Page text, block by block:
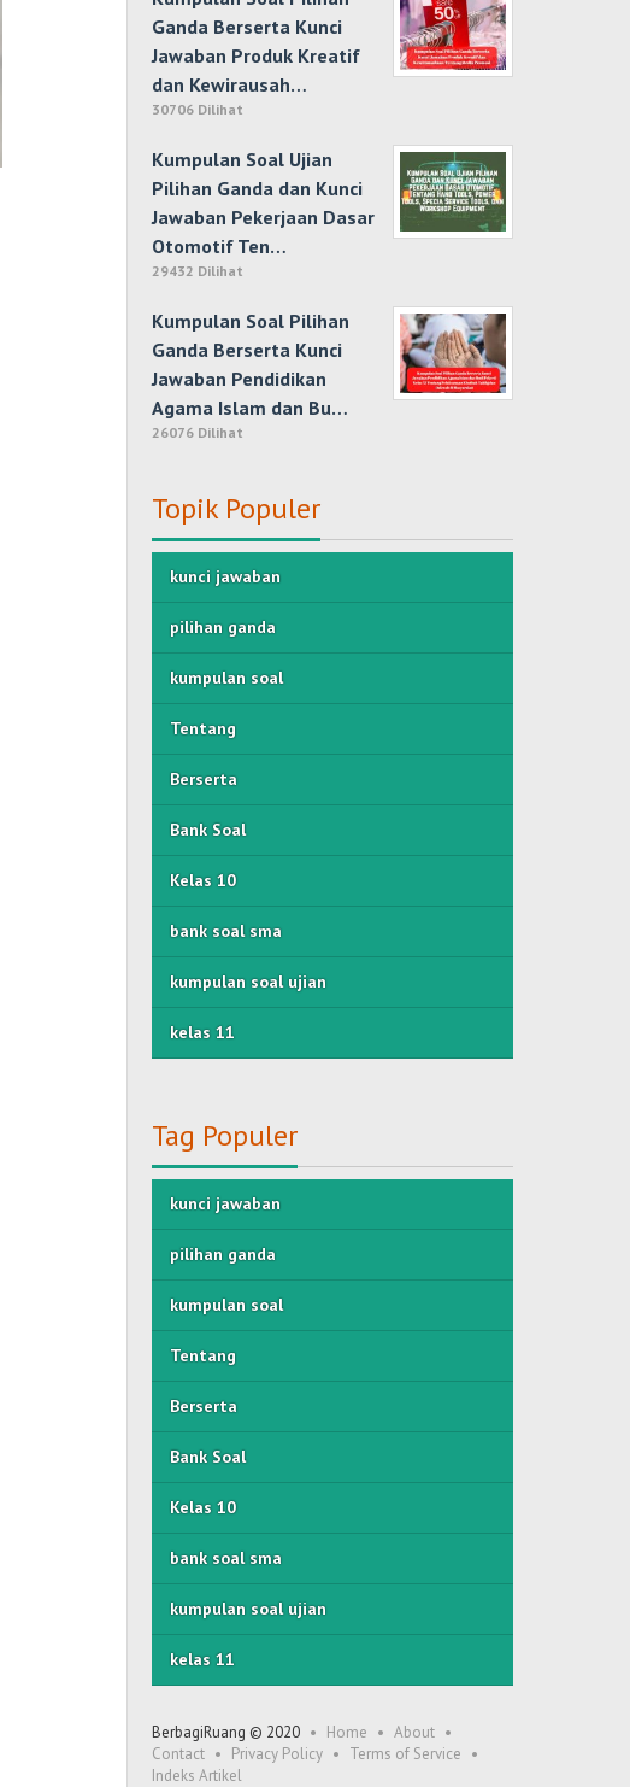
Ganda Berserta Kunci
Jawaban Produk Kreatif
dan Kewirausah…
30706 Dilihat
Kumpulan Soal Ujian
Pilihan Ganda dan Kunci
Jawaban Pekerjaan Dasar
Otomotif Ten…
29432 Dilihat
Kumpulan Soal Pilihan
Ganda Berserta Kunci
Jawaban Pendidikan
Agama Islam dan Bu…
26076 Dilihat
Topik Populer
kunci jawaban
pilihan ganda
kumpulan soal
Tentang
Berserta
Bank Soal
Kelas 10
bank soal sma
kumpulan soal ujian
kelas 11
Tag Populer
kunci jawaban
pilihan ganda
kumpulan soal
Tentang
Berserta
Bank Soal
Kelas 10
bank soal sma
kumpulan soal ujian
kelas 11
BerbagiRuang © 2020 Home
About
Contact
Privacy Policy
Terms of Service
Indeks Artikel